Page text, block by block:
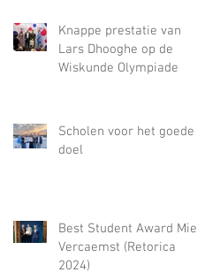
Knappe prestatie van
Lars Dhooghe op de
Wiskunde Olympiade
Scholen voor het goede
doel
Best Student Award Miel
Vercaemst (Retorica
2024)